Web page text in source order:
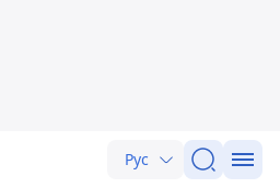
Рус